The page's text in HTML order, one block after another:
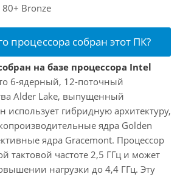
80+ Bronze
процессора собран этот ПК?
на базе процессора Intel
6-ядерный, 12-поточный
Alder Lake, выпущенный
гибридную архитектуру,
ядра Golden
ядра Gracemont. Процессор
тактовой частоте 2,5 ГГц и может
нагрузки до 4,4 ГГц. Эту